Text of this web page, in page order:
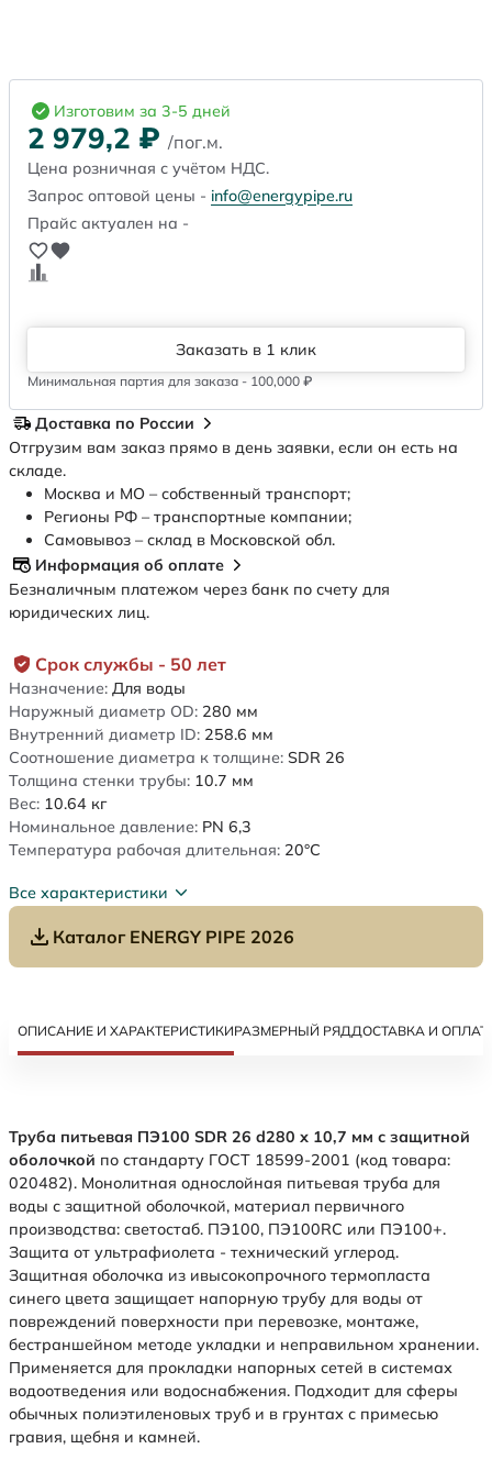
Срок службы - 50 лет
Назначение: Для воды
Наружный диаметр OD: 280 мм
Внутренний диаметр ID: 258.6 мм
Соотношение диаметра к толщине: SDR 26
Толщина стенки трубы: 10.7 мм
Вес: 10.64 кг
Номинальное давление: PN 6,3
Температура рабочая длительная: 20°C
Все характеристики
Каталог ENERGY PIPE 2026
Изготовим за 3-5 дней
2 979,2 ₽ /пог.м.
Цена розничная с учётом НДС.
Запрос оптовой цены - info@energypipe.ru
Прайс актуален на -
Заказать в 1 клик
Минимальная партия для заказа - 100,000 ₽
Доставка по России
Отгрузим вам заказ прямо в день заявки, если он есть на
складе.
Москва и МО – собственный транспорт;
Регионы РФ – транспортные компании;
Самовывоз – склад в Московской обл.
Информация об оплате
Безналичным платежом через банк по счету для
юридических лиц.
ОПИСАНИЕ И ХАРАКТЕРИСТИКИРАЗМЕРНЫЙ РЯДДОСТАВКА И
Труба питьевая ПЭ100 SDR 26 d280 х 10,7 мм с защитной
оболочкой по стандарту ГОСТ 18599-2001 (код товара:
020482). Монолитная однослойная питьевая труба для
воды с защитной оболочкой, материал первичного
производства: светостаб. ПЭ100, ПЭ100RC или ПЭ100+.
Защита от ультрафиолета - технический углерод.
Защитная оболочка из ивысокопрочного термопласта
синего цвета защищает напорную трубу для воды от
повреждений поверхности при перевозке, монтаже,
бестраншейном методе укладки и неправильном хранении.
Применяется для прокладки напорных сетей в системах
водоотведения или водоснабжения. Подходит для сферы
обычных полиэтиленовых труб и в грунтах с примесью
гравия, щебня и камней.